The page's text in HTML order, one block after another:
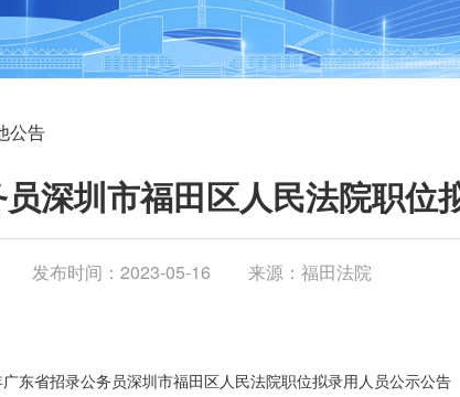
公告
深圳市福田区人民法院职位
发布时间：2023-05-16 来源：福田法院
东省招录公务员深圳市福田区人民法院职位拟录用人员公示公告